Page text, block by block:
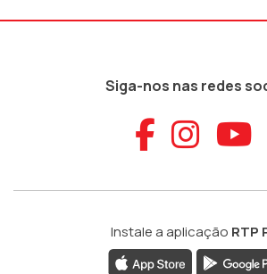
Siga-nos nas redes
Aceder
Instale a aplicação RTP